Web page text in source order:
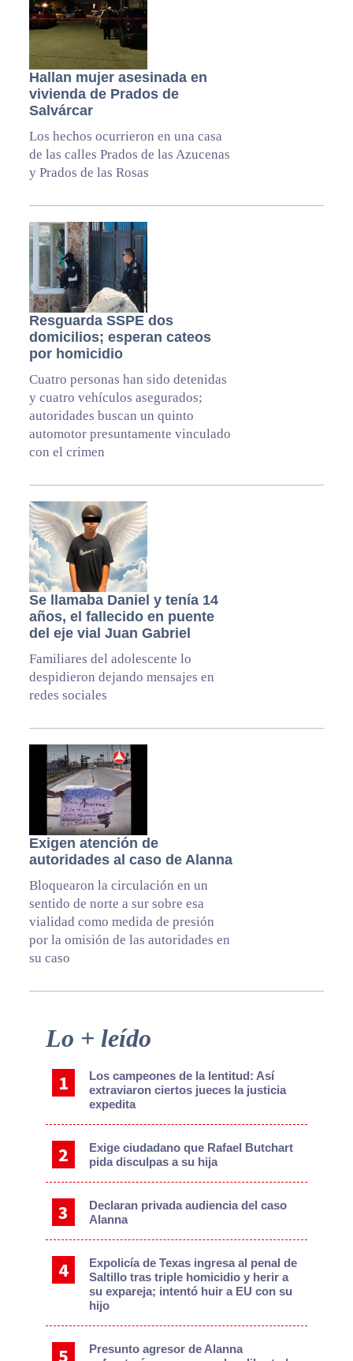
Hallan mujer asesinada en
vivienda de Prados de
Salvárcar
Los hechos ocurrieron en una casa
de las calles Prados de las Azucenas
y Prados de las Rosas
Resguarda SSPE dos
domicilios; esperan cateos
por homicidio
Cuatro personas han sido detenidas
y cuatro vehículos asegurados;
autoridades buscan un quinto
automotor presuntamente vinculado
con el crimen
Se llamaba Daniel y tenía 14
años, el fallecido en puente
del eje vial Juan Gabriel
Familiares del adolescente lo
despidieron dejando mensajes en
redes sociales
Exigen atención de
autoridades al caso de Alanna
Bloquearon la circulación en un
sentido de norte a sur sobre esa
vialidad como medida de presión
por la omisión de las autoridades en
su caso
Primary
Lo + leído
Los campeones de la lentitud: Así
extraviaron ciertos jueces la justicia
expedita
Exige ciudadano que Rafael Butchart
pida disculpas a su hija
Declaran privada audiencia del caso
Alanna
Expolicía de Texas ingresa al penal de
Saltillo tras triple homicidio y herir a
su expareja; intentó huir a EU con su
hijo
Presunto agresor de Alanna